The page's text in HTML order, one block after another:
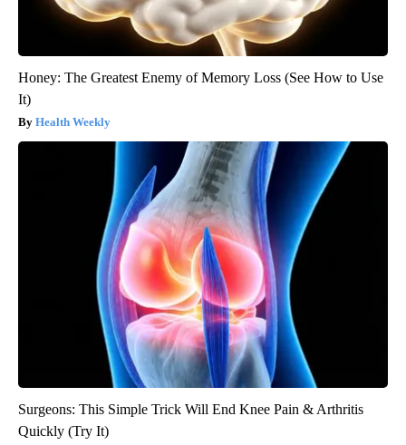
Honey: The Greatest Enemy of Memory Loss (See How to Use
It)
Health Weekly
Surgeons: This Simple Trick Will End Knee Pain & Arthritis
Quickly (Try It)